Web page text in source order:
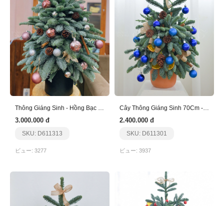
Thông Giáng Sinh - Hồng Bạc - 80Cm
3.000.000 đ
SKU: D611313
ビュー: 3277
Cây Thông Giáng Sinh 70Cm - Nhập Khẩu - Xanh
2.400.000 đ
SKU: D611301
ビュー: 3937